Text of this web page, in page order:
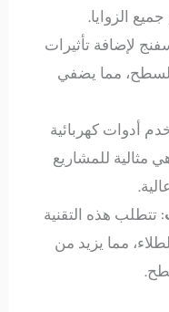
الزوايا.
لإضافة تأثيرات
مما يضفي
أدوات كهربائية
مثالية للمشاريع
: تتطلب هذه التقنية
مما يزيد من